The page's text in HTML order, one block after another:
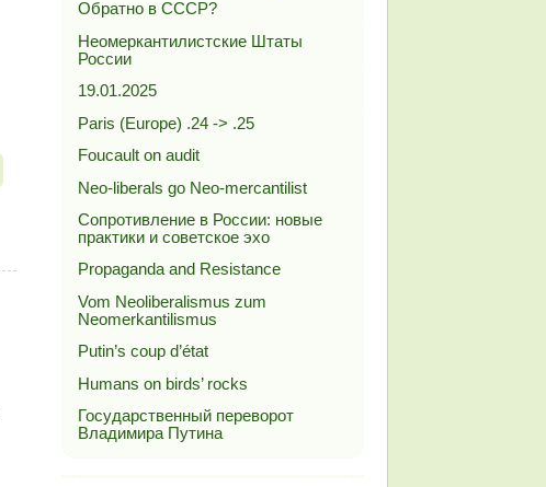
Обратно в СССР?
Неомеркантилистские Штаты
России
19.01.2025
Paris (Europe) .24 -> .25
Foucault on audit
Neo-liberals go Neo-mercantilist
Сопротивление в России: новые
практики и советское эхо
Propaganda and Resistance
Vom Neoliberalismus zum
Neomerkantilismus
Putin’s coup d’état
Humans on birds’ rocks
Государственный переворот
Владимира Путина